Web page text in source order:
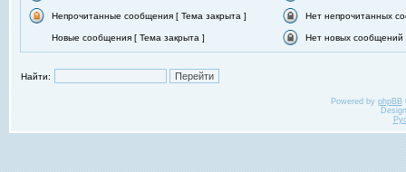
Непрочитанные сообщения [ Тема закрыта ] Нет непрочитанных
Новые сообщения [ Тема закрыта ] Нет новых сообщений
Найти:
Powered by phpBB